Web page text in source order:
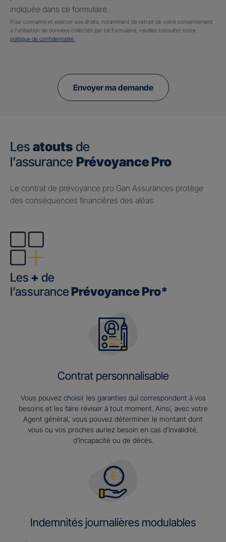
indiquée dans ce formulaire.
Pour connaitre et exercer vos droits, notamment de retrait de votre consentement
à l'utilisation de données collectés par ce formulaire, veuillez consulter notre
politique de confidentialité.
Envoyer ma demande
Les atouts de
l’assurance Prévoyance Pro
Le contrat de prévoyance pro Gan Assurances protège
des conséquences financières des aléas.
Les + de
l’assurance Prévoyance Pro*
Contrat personnalisable
Vous pouvez choisir les garanties qui correspondent à vos
besoins et les faire réviser à tout moment. Ainsi, avec votre
Agent général, vous pouvez déterminer le montant dont
vous ou vos proches auriez besoin en cas d’invalidité,
d’incapacité ou de décès.
Indemnités journalières modulables